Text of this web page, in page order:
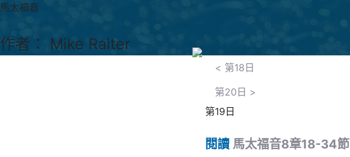
馬太福音
作者： Mike Raiter
< 第18日
第20日 >
第19日
閱讀 馬太福音8章18-34節